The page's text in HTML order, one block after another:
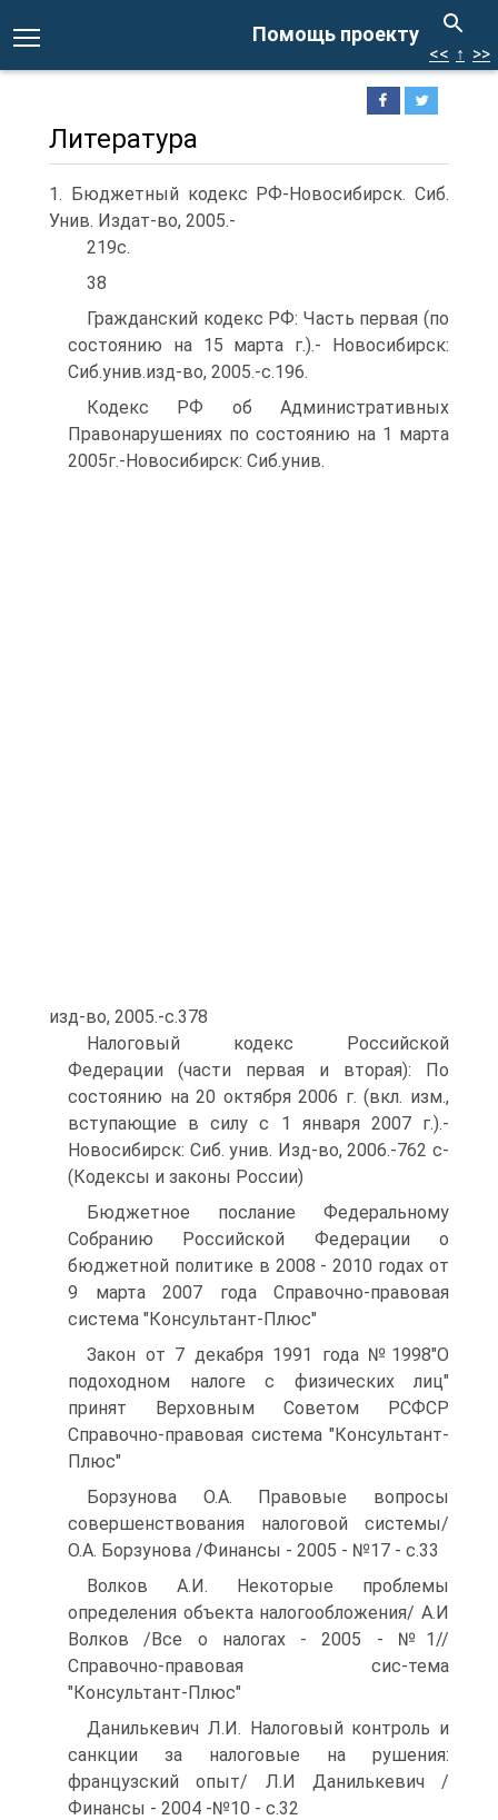
Помощь проекту
<< ↑ >>
Литература
1. Бюджетный кодекс РФ-Новосибирск. Сиб.
Унив. Издат-во, 2005.-
219с.
38
Гражданский кодекс РФ: Часть первая (по
состоянию на 15 марта г.).- Новосибирск:
Сиб.унив.изд-во, 2005.-с.196.
Кодекс РФ об Административных
Правонарушениях по состоянию на 1 марта
2005г.-Новосибирск: Сиб.унив.
изд-во, 2005.-с.378
Налоговый кодекс Российской
Федерации (части первая и вторая): По
состоянию на 20 октября 2006 г. (вкл. изм.,
вступающие в силу с 1 января 2007 г.).-
Новосибирск: Сиб. унив. Изд-во, 2006.-762 с-
(Кодексы и законы России)
Бюджетное послание Федеральному
Собранию Российской Федерации о
бюджетной политике в 2008 - 2010 годах от
9 марта 2007 года Справочно-правовая
система "Консультант-Плюс"
Закон от 7 декабря 1991 года №1998"О
подоходном налоге с физических лиц"
принят Верховным Советом РСФСР
Справочно-правовая система "Консультант-
Плюс"
Борзунова О.А. Правовые вопросы
совершенствования налоговой системы/
О.А. Борзунова /Финансы - 2005 - №17 - с.33
Волков А.И. Некоторые проблемы
определения объекта налогообложения/ А.И
Волков /Все о налогах - 2005 - №1//
Справочно-правовая сис-тема
"Консультант-Плюс"
Данилькевич Л.И. Налоговый контроль и
санкции за налоговые на рушения:
французский опыт/ Л.И Данилькевич /
Финансы - 2004 -№10 - с.32